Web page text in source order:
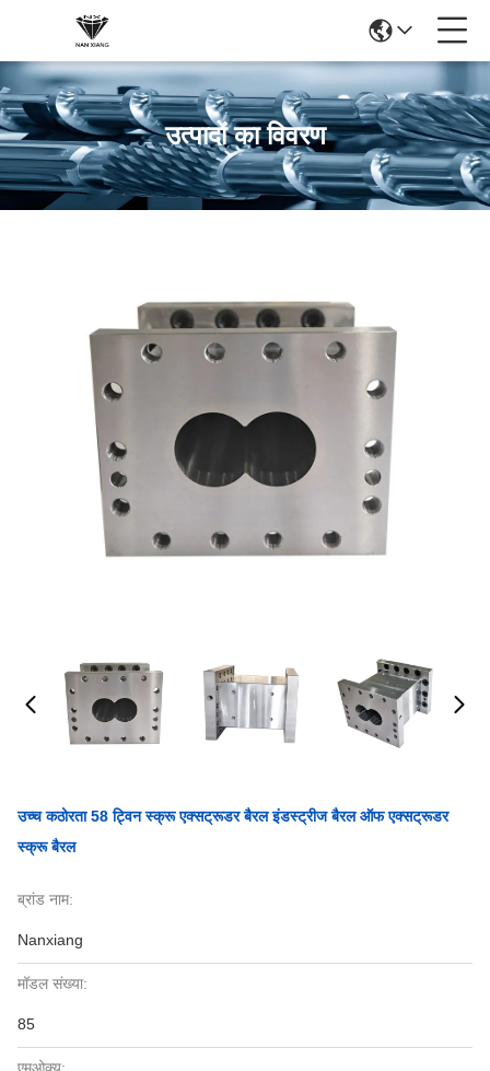
उत्पादों का विवरण
उच्च कठोरता 58 ट्विन स्क्रू एक्सट्रूडर बैरल इंडस्ट्रीज बैरल ऑफ एक्सट्रूडर
स्क्रू बैरल
ब्रांड नाम:
Nanxiang
मॉडल संख्या:
85